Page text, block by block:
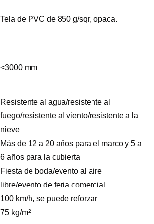
Tela de PVC de 850 g/sqr, opaca.
<3000 mm
Resistente al agua/resistente al
fuego/resistente al viento/resistente a la
nieve
Más de 12 a 20 años para el marco y 5 a
6 años para la cubierta
Fiesta de boda/evento al aire
libre/evento de feria comercial
100 km/h, se puede reforzar
75 kg/m²